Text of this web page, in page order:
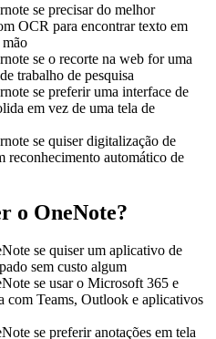
se precisar do melhor
OCR para encontrar texto em
mão
se o recorte na web for uma
trabalho de pesquisa
se preferir uma interface de
em vez de uma tela de
se quiser digitalização de
reconhecimento automático de
o OneNote?
se quiser um aplicativo de
sem custo algum
se usar o Microsoft 365 e
com Teams, Outlook e aplicativos
se preferir anotações em tela